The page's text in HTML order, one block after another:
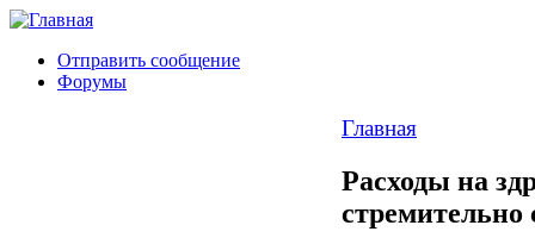
Отправить сообщение
Форумы
Главная
Расходы на